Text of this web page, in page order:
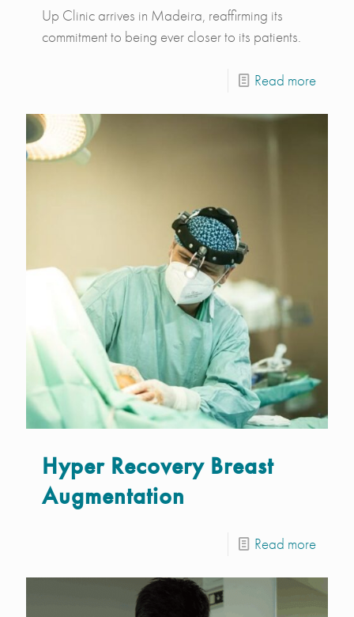
Up Clinic arrives in Madeira, reaffirming its
commitment to being ever closer to its patients.
Read more
Hyper Recovery Breast
Augmentation
Read more